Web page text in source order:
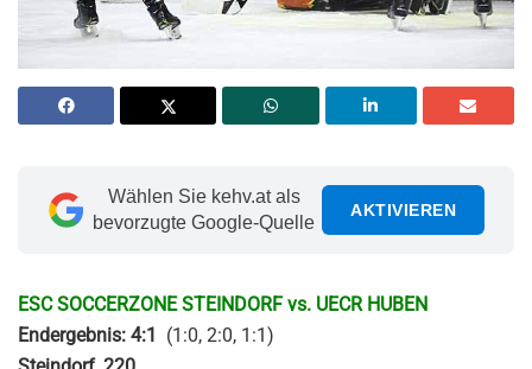
Wählen Sie kehv.at als
bevorzugte Google-Quelle
AKTIVIEREN
ESC SOCCERZONE STEINDORF vs. UECR HUBEN
Endergebnis: 4:1
(1:0, 2:0, 1:1)